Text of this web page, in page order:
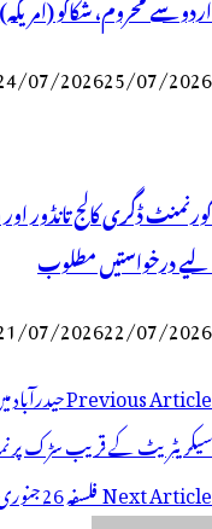
07/202625/07/2026
گورنمنٹ ڈگری کالج تانڈور
لیے درخواستیں مطلوب
07/202622/07/2026
پوسٹوں
کی
نیویگیشن
Previous Article
سیکریٹریٹ کے قریب سڑک پر
Next Articleفلسفہ 26 جنوری کا